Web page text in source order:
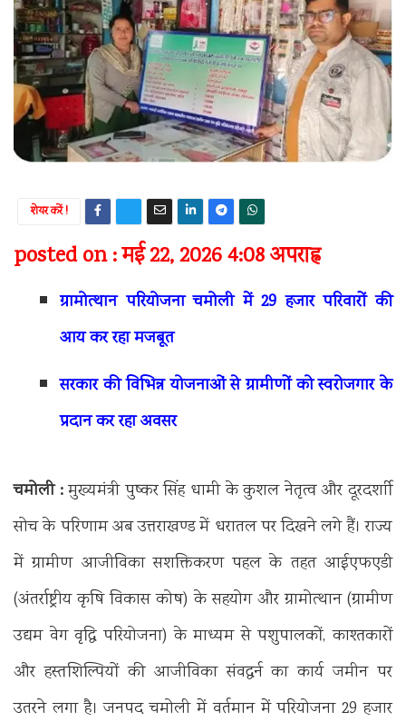
शेयर करें !
posted on : मई 22, 2026 4:08 अपराह्न
ग्रामोत्थान परियोजना चमोली में 29 हजार परिवारों की
आय कर रहा मजबूत
सरकार की विभिन्न योजनाओं से ग्रामीणों को स्वरोजगार के
प्रदान कर रहा अवसर
चमोली :मुख्यमंत्री पुष्कर सिंह धामी के कुशल नेतृत्व और दूरदर्शाी
सोच के परिणाम अब उत्तराखण्ड में धरातल पर दिखने लगे हैं। राज्य
में ग्रामीण आजीविका सशक्तिकरण पहल के तहत आईएफएडी
(अंतर्राष्ट्रीय कृषि विकास कोष) के सहयोग और ग्रामोत्थान (ग्रामीण
उद्यम वेग वृद्धि परियोजना) के माध्यम से पशुपालकों, काश्तकारों
और हस्तशिल्पियों की आजीविका संवद्धर्न का कार्य जमीन पर
उतरने लगा है। जनपद चमोली में वर्तमान में परियोजना 29 हजार